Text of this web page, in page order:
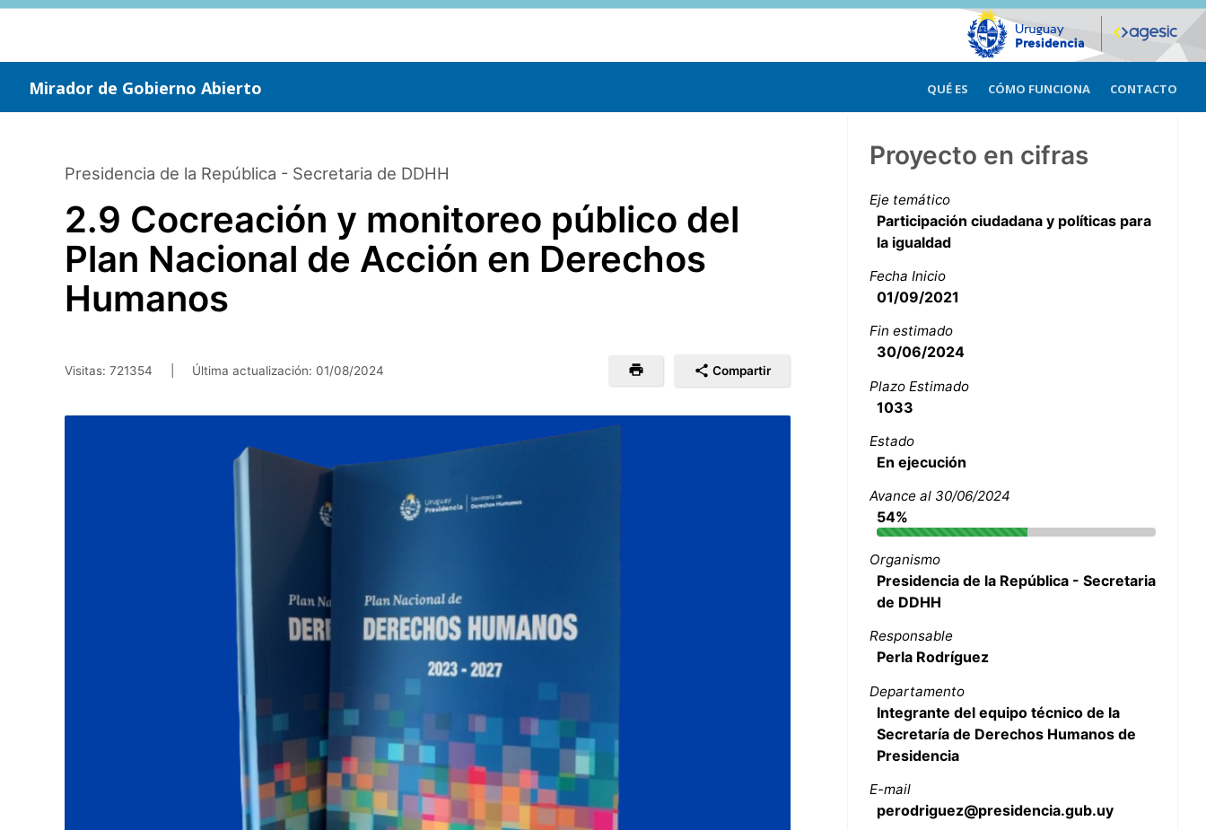
Saltar
Mirador de Gobierno Abierto QUÉ ES CÓMO FUNCIONA CONTACTO
Presidencia de la República - Secretaria de DDHH
2.9 Cocreación y monitoreo público del
Plan Nacional de Acción en Derechos
Humanos
Visitas: 721354 Última actualización: 01/08/2024 Compartir
Proyecto en cifras
Eje temático
Participación ciudadana y políticas para
la igualdad
Fecha Inicio
01/09/2021
Fin estimado
30/06/2024
Plazo Estimado
1033
Estado
En ejecución
Avance al 30/06/2024
54%
Organismo
Presidencia de la República - Secretaria
de DDHH
Responsable
Perla Rodríguez
Departamento
Integrante del equipo técnico de la
Secretaría de Derechos Humanos de
Presidencia
E-mail
perodriguez@presidencia.gub.uy